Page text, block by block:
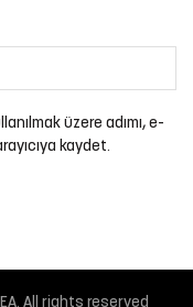
üzere adımı, e-
kaydet.
. All rights reserved